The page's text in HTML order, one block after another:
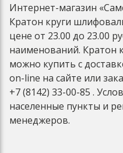
Интернет-магазин
Кратон круги
цене от 23.00 до 23.00
наименований. Кратон
можно купить с
on-line на сайте или
+7 (8142) 33-00-85 .
населенные пункты и
менеджеров.